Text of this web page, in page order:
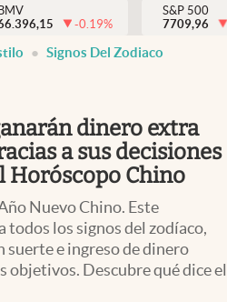
México
BMV
-0.19%
S&P 500
7709,96
Signos Del Zodiaco
dinero extra
a sus decisiones
Horóscopo Chino
Nuevo Chino. Este
todos los signos del zodíaco,
suerte e ingreso de dinero
objetivos. Descubre qué dice el